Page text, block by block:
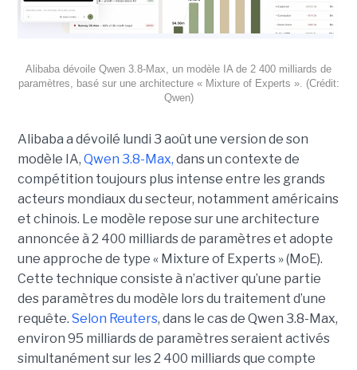
Alibaba dévoile Qwen 3.8-Max, un modèle IA de 2 400 milliards de
paramètres, basé sur une architecture « Mixture of Experts ». (Crédit:
Qwen)
Alibaba a dévoilé lundi 3 août une version de son
modèle IA, Qwen 3.8-Max, dans un contexte de
compétition toujours plus intense entre les grands
acteurs mondiaux du secteur, notamment américains
et chinois. Le modèle repose sur une architecture
annoncée à 2 400 milliards de paramètres et adopte
une approche de type « Mixture of Experts » (MoE).
Cette technique consiste à n’activer qu’une partie
des paramètres du modèle lors du traitement d’une
requête. Selon Reuters, dans le cas de Qwen 3.8-Max,
environ 95 milliards de paramètres seraient activés
simultanément sur les 2 400 milliards que compte